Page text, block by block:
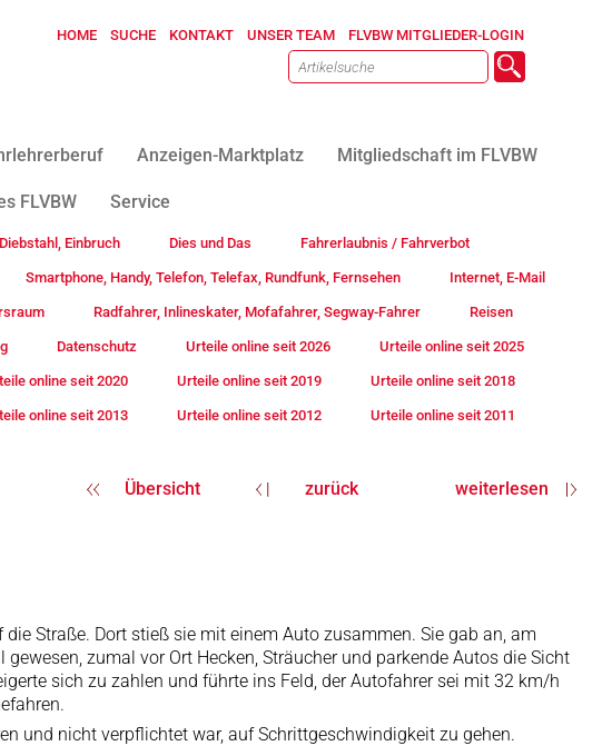
HOME SUCHE KONTAKT UNSER TEAM FLVBW MITGLIEDER-LOGIN
Anzeigen-Marktplatz Mitgliedschaft im FLVBW
FLVBW Service
Einbruch Dies und Das Fahrerlaubnis / Fahrverbot
Smartphone, Handy, Telefon, Telefax, Rundfunk, Fernsehen Internet, E-Mail
Radfahrer, Inlineskater, Mofafahrer, Segway-Fahrer Reisen
Datenschutz Urteile online seit 2026 Urteile online seit 2025
online seit 2020 Urteile online seit 2019 Urteile online seit 2018
online seit 2013 Urteile online seit 2012 Urteile online seit 2011
Übersicht zurück weiterlesen
Straße. Dort stieß sie mit einem Auto zusammen. Sie gab an, am
zumal vor Ort Hecken, Sträucher und parkende Autos die Sicht
sich zu zahlen und führte ins Feld, der Autofahrer sei mit 32 km/h
und nicht verpflichtet war, auf Schrittgeschwindigkeit zu gehen.